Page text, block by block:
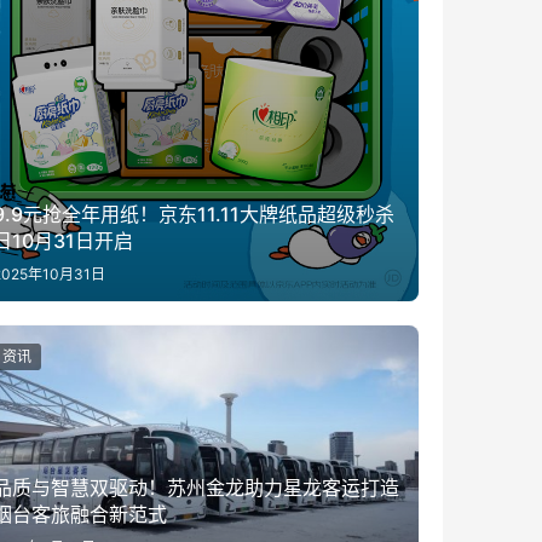
元抢全年用纸！京东11.11大牌纸品超级秒杀
10月31日开启
年10月31日
质与智慧双驱动！苏州金龙助力星龙客运打造
台客旅融合新范式
资讯